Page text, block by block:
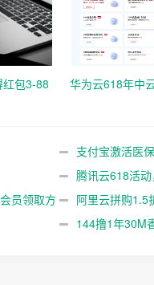
包3-88
华为云618年中
支付宝激活医
腾讯云618活
员领取方
阿里云拼购1.5
144撸1年30M